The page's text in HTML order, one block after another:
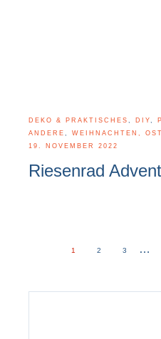
DEKO & PRAKTISCHES DIY
ANDERE
WEIHNACHTEN,
19. NOVEMBER 2022
Riesenrad
1 2 3 …